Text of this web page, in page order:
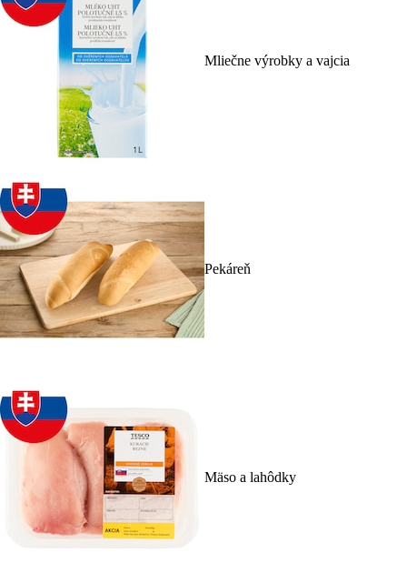
Mliečne výrobky a vajcia
Pekáreň
Mäso a lahôdky